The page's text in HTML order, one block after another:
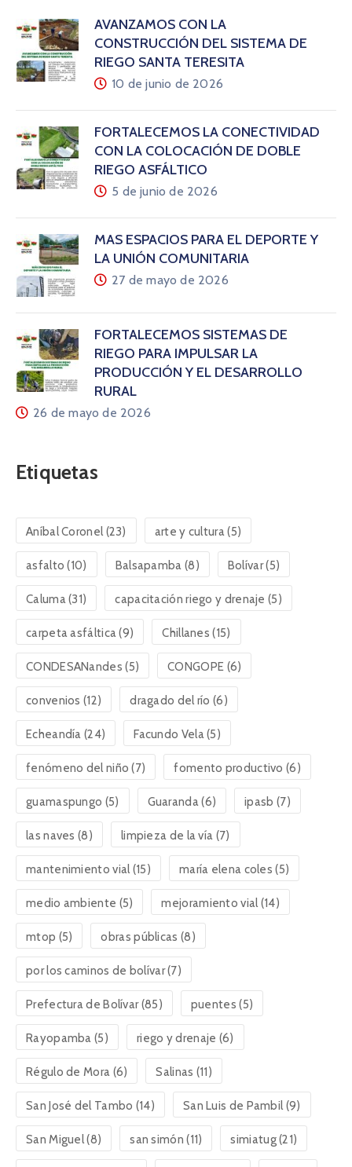
AVANZAMOS CON LA
CONSTRUCCIÓN DEL SISTEMA DE
RIEGO SANTA TERESITA
10 de junio de 2026
FORTALECEMOS LA CONECTIVIDAD
CON LA COLOCACIÓN DE DOBLE
RIEGO ASFÁLTICO
5 de junio de 2026
MÁS ESPACIOS PARA EL DEPORTE Y
LA UNIÓN COMUNITARIA
27 de mayo de 2026
FORTALECEMOS SISTEMAS DE
RIEGO PARA IMPULSAR LA
PRODUCCIÓN Y EL DESARROLLO
RURAL
26 de mayo de 2026
Etiquetas
Aníbal Coronel(23) arte y cultura(5)
asfalto (10) Balsapamba (8) Bolívar(5)
Caluma(31) capacitación riego y drenaje (5)
carpeta asfáltica(9) Chillanes (15)
CONDESANandes (5) CONGOPE (6)
convenios (12) dragado del río (6)
Echeandía (24) Facundo Vela(5)
fenómeno del niño (7) fomento productivo (6)
guamaspungo (5) Guaranda(6) ipasb (7)
las naves (8) limpieza de la vía (7)
mantenimiento vial(15) maría elena coles (5)
medio ambiente (5) mejoramiento vial(14)
mtop (5) obras públicas (8)
por los caminos de bolívar(7)
Prefectura de Bolívar(85) puentes (5)
Rayopamba (5) riego y drenaje (6)
Régulo de Mora (6) Salinas (11)
San José del Tambo (14) San Luis de Pambil(9)
San Miguel(8) san simón (11) simiatug(21)